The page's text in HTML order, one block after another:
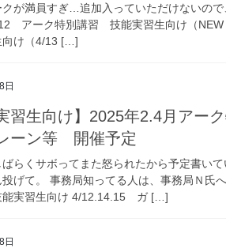
クが満員すぎ…追加入っていただけないの
アーク特別講習 技能実習生向け（
向け（4/13 […]
日
習生向け】2025年2.4月アー
ーン等 開催予定
らくサボってまた怒られたから予定書い
投げて。 事務局知ってる人は、事務局Ｎ
実習生向け 4/12.14.15 ガ […]
日